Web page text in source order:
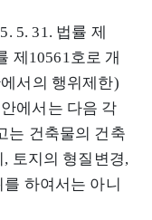
5. 31. 법률 제
제10561호로 개
서의 행위제한)
에서는 다음 각
는 건축물의 건축
토지의 형질변경,
하여서는 아니